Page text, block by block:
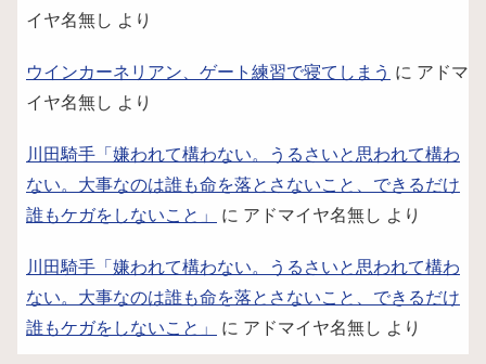
イヤ名無し より
ウインカーネリアン、ゲート練習で寝てしまう に アドマ
イヤ名無し より
川田騎手「嫌われて構わない。うるさいと思われて構わ
ない。大事なのは誰も命を落とさないこと、できるだけ
誰もケガをしないこと」
に アドマイヤ名無し より
川田騎手「嫌われて構わない。うるさいと思われて構わ
ない。大事なのは誰も命を落とさないこと、できるだけ
誰もケガをしないこと」
に アドマイヤ名無し より